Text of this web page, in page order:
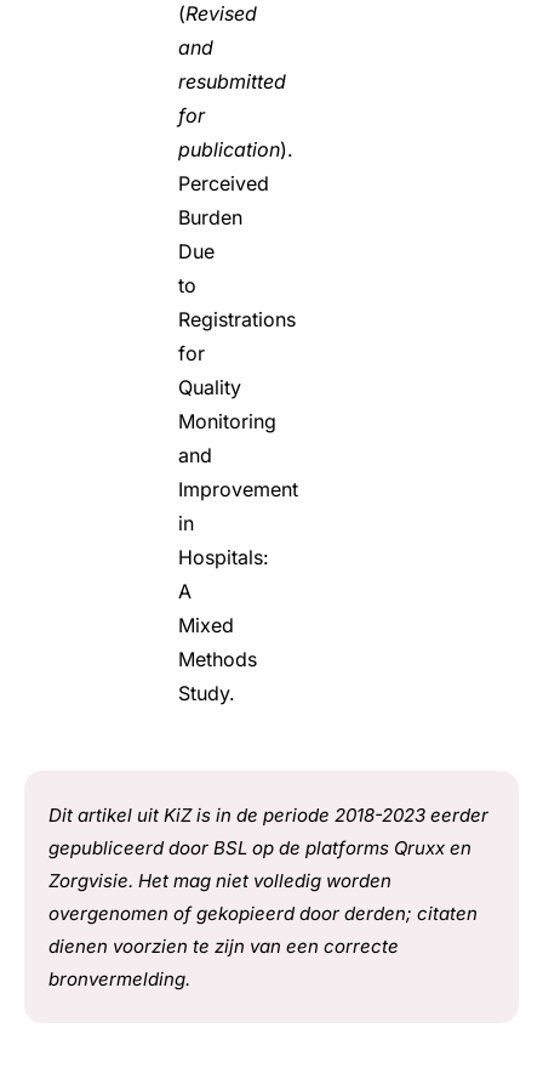
(Revised
and
resubmitted
for
publication).
Perceived
Burden
Due
to
Registrations
for
Quality
Monitoring
and
Improvement
in
Hospitals:
A
Mixed
Methods
Study.
Dit artikel uit KiZ is in de periode 2018-2023 eerder
gepubliceerd door BSL op de platforms Qruxx en
Zorgvisie. Het mag niet volledig worden
overgenomen of gekopieerd door derden; citaten
dienen voorzien te zijn van een correcte
bronvermelding.